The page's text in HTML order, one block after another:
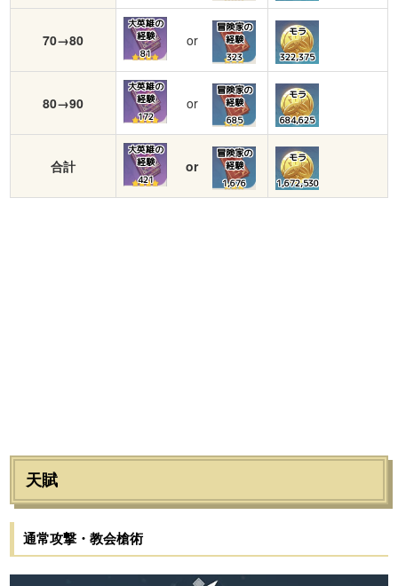
70→80
大英雄の
経験
81
or
冒険家の
経験
323
モラ
322,375
80→90
大英雄の
経験
172
or
冒険家の
経験
685
モラ
684,625
合計
大英雄の
経験
421
or
冒険家の
経験
1,676
モラ
1,672,530
天賦
通常攻撃・教会槍術